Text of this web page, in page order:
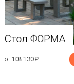
Стол ФОРМА
от 108 130 ₽